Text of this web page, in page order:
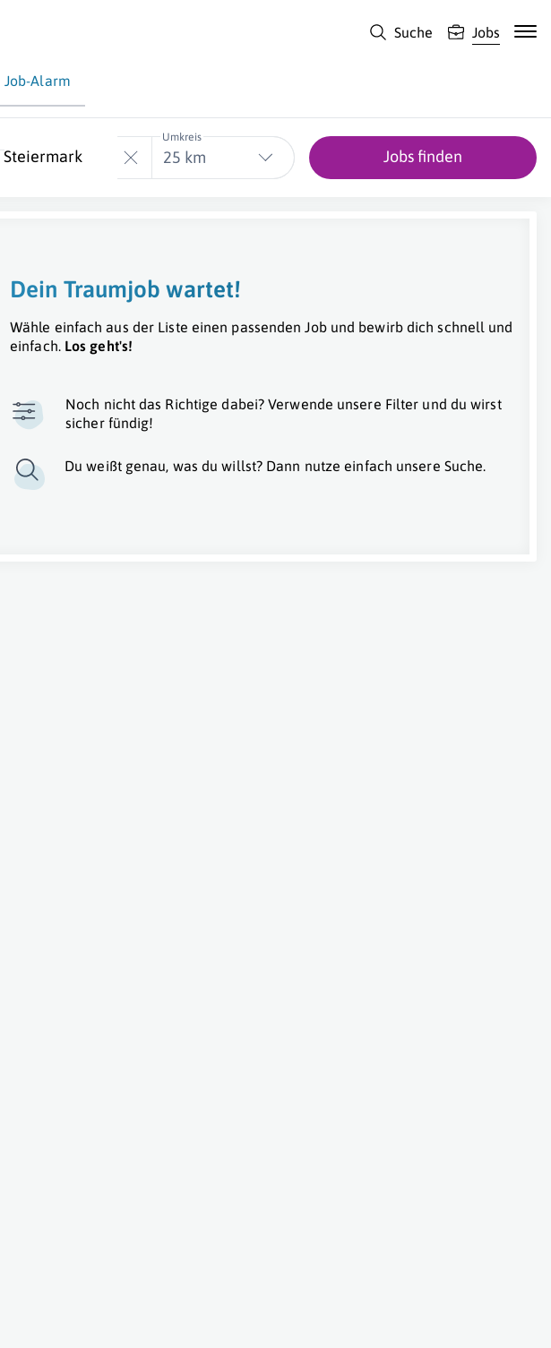
Suche Jobs
Job-Alarm
Umkreis
25 km Jobs finden
Dein Traumjob wartet!
Wähle einfach aus der Liste einen passenden Job und bewirb dich schnell und
einfach. Los geht's!
Noch nicht das Richtige dabei? Verwende unsere Filter und du wirst
sicher fündig!
Du weißt genau, was du willst? Dann nutze einfach unsere Suche.